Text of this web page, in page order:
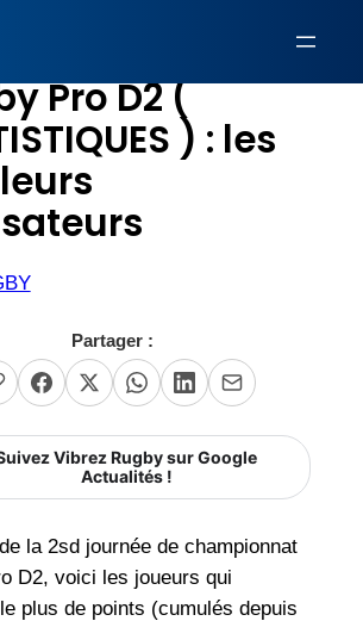
Pro D2 (
) : les
Partager :
Vibrez Rugby sur Google
Actualités !
la 2sd journée de championnat
D2, voici les joueurs qui
plus de points (cumulés depuis